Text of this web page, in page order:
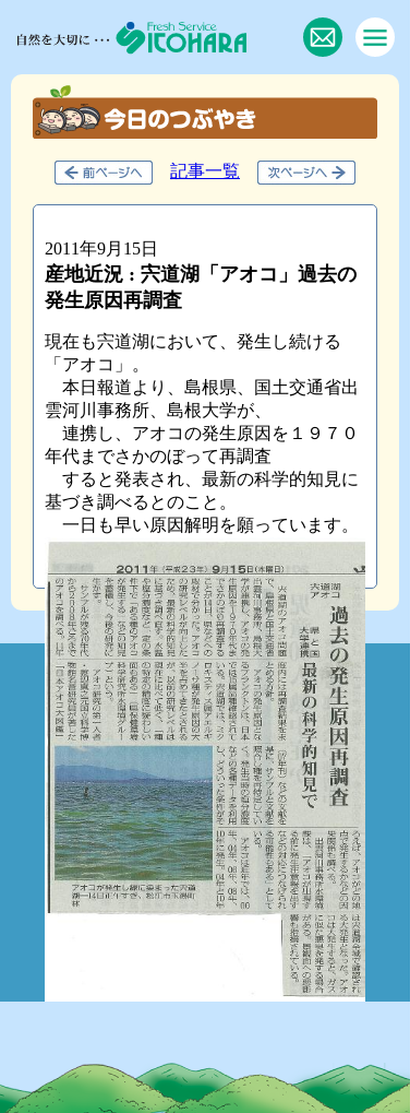
記事一覧
2011年9月15日
産地近況 : 宍道湖「アオコ」過去の
発生原因再調査
現在も宍道湖において、発生し続ける
「アオコ」。
本日報道より、島根県、国土交通省出
雲河川事務所、島根大学が、
連携し、アオコの発生原因を１９７０
年代までさかのぼって再調査
すると発表され、最新の科学的知見に
基づき調べるとのこと。
一日も早い原因解明を願っています。